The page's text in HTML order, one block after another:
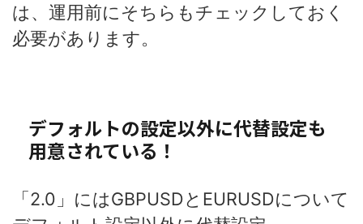
は、運用前にそちらもチェックしておく
必要があります。
デフォルトの設定以外に代替設定も
用意されている！
「2.0」にはGBPUSDとEURUSDについて